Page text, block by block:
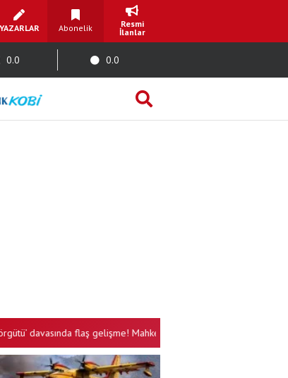
YAZARLAR Abonelik
Resmi
İlanlar
0.0 0.0
flaş gelişme! Mahkemeden tutuklu sanıklar için yeni karar